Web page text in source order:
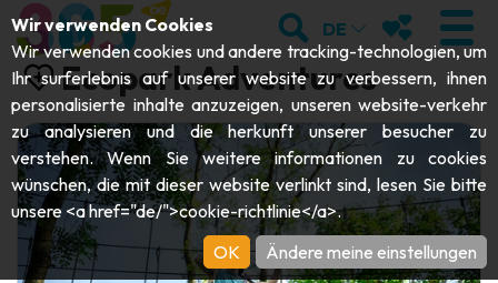
BESUCHEN
Abteien & Religiöse Monumente
Archäologie
ENTDECKEN
Höhlen SICH BEWEGEN
SUCHEN
DE MEINE
Ecopark Adventures
Wir verwenden Cookies
Wir verwenden cookies und andere tracking-technologien, um
Ihr surferlebnis auf unserer website zu verbessern, ihnen
personalisierte inhalte anzuzeigen, unseren website-verkehr
zu analysieren und die herkunft unserer besucher zu
verstehen. Wenn Sie weitere informationen zu cookies
wünschen, die mit dieser website verlinkt sind, lesen Sie bitte
unsere <a href="de/">cookie-richtlinie</a>.
OK
Ändere meine einstellungen